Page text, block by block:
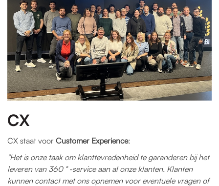
CX
CX staat voor Customer Experience:
"Het is onze taak om klanttevredenheid te garanderen bij het
leveren van 360 ° -service aan al onze klanten. Klanten
kunnen contact met ons opnemen voor eventuele vragen of